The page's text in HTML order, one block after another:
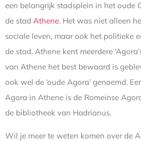
een belangrijk stadsplein in het oude
de stad Athene. Het was niet alleen
sociale leven, maar ook het politieke
de stad. Athene kent meerdere
van Athene het best bewaard is
ook wel de ‘oude Agora’ genoemd.
Agora in Athene is de Romeinse
de bibliotheek van Hadrianus.
Wil je meer te weten komen over de